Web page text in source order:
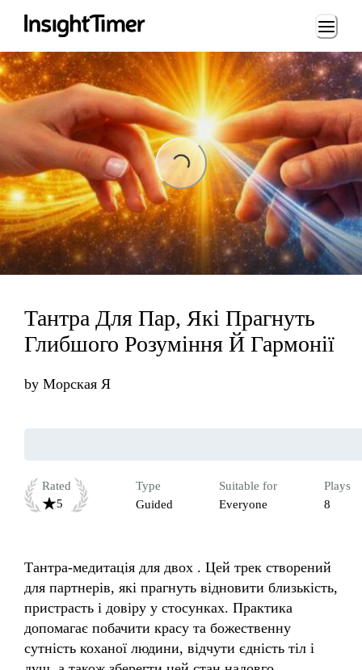
Loading...
Loading...
Тантра Для Пар, Які Прагнуть
Глибшого Розуміння Й Гармонії
by Морская Я
Rated
5
Type
Guided
Suitable for
Everyone
Plays
8
Тантра‑медитація для двох . Цей трек створений
для партнерів, які прагнуть відновити близькість,
пристрасть і довіру у стосунках. Практика
допомагає побачити красу та божественну
сутність коханої людини, відчути єдність тіл і